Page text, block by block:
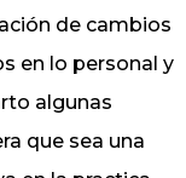
de cambios
en lo personal y
algunas
que sea una